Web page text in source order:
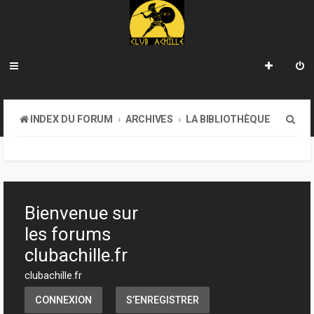
INDEX DU FORUM ARCHIVES LA BIBLIOTHÈQUE
h
Bienvenue sur
les forums
clubachille.fr
clubachille.fr
CONNEXION S’ENREGISTRER